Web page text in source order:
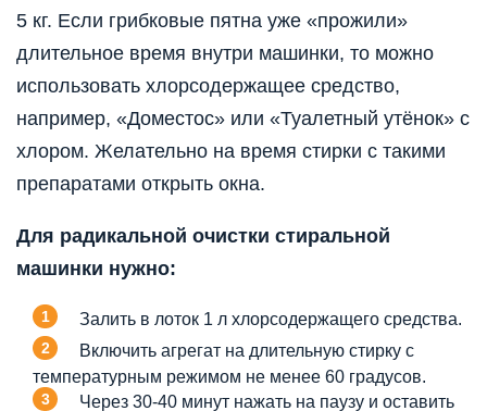
5 кг. Если грибковые пятна уже «прожили»
длительное время внутри машинки, то можно
использовать хлорсодержащее средство,
например, «Доместос» или «Туалетный утёнок» с
хлором. Желательно на время стирки с такими
препаратами открыть окна.
Для радикальной очистки стиральной
машинки нужно:
Залить в лоток 1 л хлорсодержащего средства.
Включить агрегат на длительную стирку с
температурным режимом не менее 60 градусов.
Через 30-40 минут нажать на паузу и оставить